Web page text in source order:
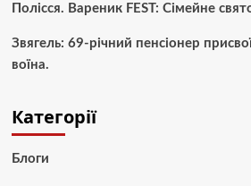
Полісся. Вареник FEST: Сімейне
Звягель: 69-річний пенсіонер
воїна.
Категорії
Блоги